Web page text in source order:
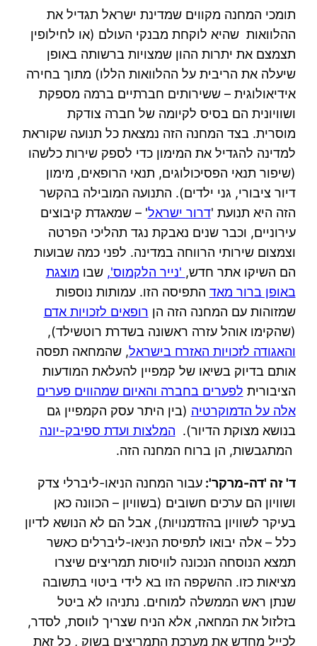
תומכי המחנה מקווים שמדינת ישראל תגדיל את
ההלוואות שהיא לוקחת מבנקי העולם (או לחילופין
תצמצם את יתרות ההון שמצויות ברשותה באופן
שיעלה את הריבית על ההלוואות הללו) מתוך בחירה
אידיאולוגית – ששירותים חברתיים ברמה מספקת
ושוויונית הם בסיס לקיומה של חברה צודקת
מוסרית. בצד המחנה הזה נמצאת כל תנועה שקוראת
למדינה להגדיל את המימון כדי לספק שירות כלשהו
(שיפור תנאי הפסיכולוגים, תנאי הרופאים, מימון
דיור ציבורי, גני ילדים). התנועה המובילה בהקשר
הזה היא תנועת 'דרור ישראל' – שמאגדת קיבוצים
עירוניים, וכבר שנים נאבקת נגד תהליכי הפרטה
וצמצום שירותי הרווחה במדינה. לפני כמה שבועות
הם השיקו אתר חדש, 'נייר הלקמוס', שבו מוצגת
באופן ברור מאד התפיסה הזו. עמותות נוספות
שמזוהות עם המחנה הזה הן רופאים לזכויות אדם
(שהקימו אוהל עזרה ראשונה בשדרת רוטשילד),
והאגודה לזכויות האזרח בישראל, שהמחאה תפסה
אותם בדיוק בשיאו של קמפיין להעלאת המודעות
הציבורית לפערים בחברה והאיום שמהווים פערים
אלה על הדמוקרטיה (בין היתר עסק הקמפיין גם
בנושא מצוקת הדיור). המלצות ועדת ספיבק-יונה
המתגבשות, הן ברוח המחנה הזה.
ד' זה 'דה-מרקר':עבור המחנה הניאו-ליברלי צדק
ושוויון הם ערכים חשובים (בשוויון – הכוונה כאן
בעיקר לשוויון בהזדמנויות), אבל הם לא הנושא לדיון
כלל – אלה יבואו לתפיסת הניאו-ליברלים כאשר
תמצא הנוסחה הנכונה לוויסות תמריצים שיצרו
מציאות כזו. ההשקפה הזו בא לידי ביטוי בתשובה
שנתן ראש הממשלה למוחים. נתניהו לא ביטל
בזלזול את המחאה, אלא הניח שצריך לווסת, לסדר,
לכייל מחדש את מערכת התמריצים בשוק , כל זאת